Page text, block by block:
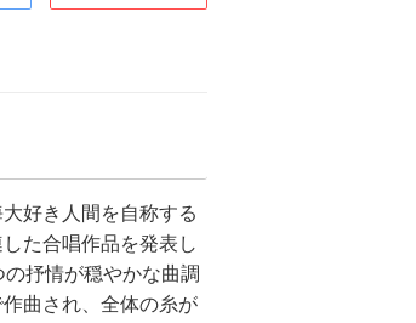
好き人間を自称する
た合唱作品を発表し
抒情が穏やかな曲調
曲され、全体の糸が